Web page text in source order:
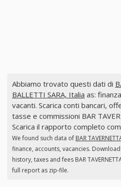
Abbiamo trovato questi dati di
BALLETTI SARA, Italia as:
vacanti. Scarica conti bancari,
tasse e commissioni BAR
Scarica il rapporto completo
We found such data of BAR
finance, accounts, vacancies.
history, taxes and fees BAR
full report as zip-file.